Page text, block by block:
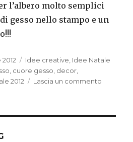
l’albero molto semplici
gesso nello stampo e un
Categorie
Idee creative Idee Natale
cuore gesso decor
2012 Lascia un commento